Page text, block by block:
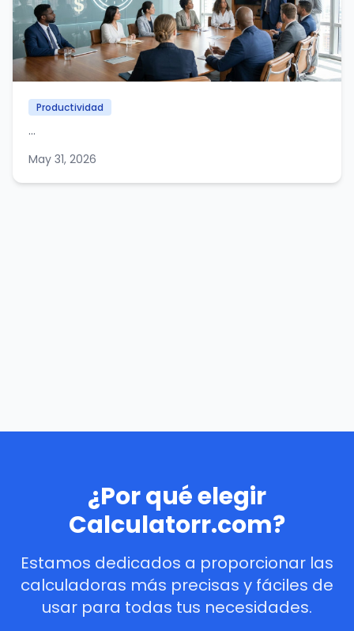
Productividad
...
May 31, 2026
¿Por qué elegir
Calculatorr.com?
Estamos dedicados a proporcionar las
calculadoras más precisas y fáciles de
usar para todas tus necesidades.